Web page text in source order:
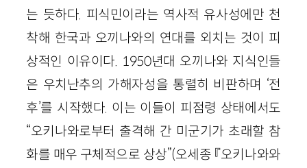
는 듯하다. 피식민이라는 역사적 유사성에만 천
착해 한국과 오끼나와의 연대를 외치는 것이 피
상적인 이유이다. 1950년대 오끼나와 지식인들
은 우치난추의 가해자성을 통렬히 비판하며 ‘전
후’를 시작했다. 이는 이들이 피점령 상태에서도
“오키나와로부터 출격해 간 미군기가 초래할 참
화를 매우 구체적으로 상상”(오세종 『오키나와와